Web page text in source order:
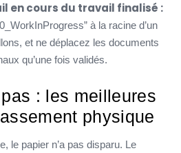
en cours du travail finalisé :
à la racine d’un
et ne déplacez les documents
qu’une fois validés.
: les meilleures
physique
le papier n’a pas disparu. Le